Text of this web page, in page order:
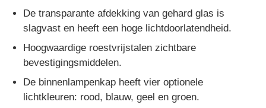
De transparante afdekking van gehard glas is
slagvast en heeft een hoge lichtdoorlatendheid.
Hoogwaardige roestvrijstalen zichtbare
bevestigingsmiddelen.
De binnenlampenkap heeft vier optionele
lichtkleuren: rood, blauw, geel en groen.